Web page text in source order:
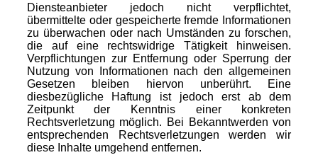
Diensteanbieter jedoch nicht verpflichtet,
übermittelte oder gespeicherte fremde Informationen
zu überwachen oder nach Umständen zu forschen,
die auf eine rechtswidrige Tätigkeit hinweisen.
Verpflichtungen zur Entfernung oder Sperrung der
Nutzung von Informationen nach den allgemeinen
Gesetzen bleiben hiervon unberührt. Eine
diesbezügliche Haftung ist jedoch erst ab dem
Zeitpunkt der Kenntnis einer konkreten
Rechtsverletzung möglich. Bei Bekanntwerden von
entsprechenden Rechtsverletzungen werden wir
diese Inhalte umgehend entfernen.